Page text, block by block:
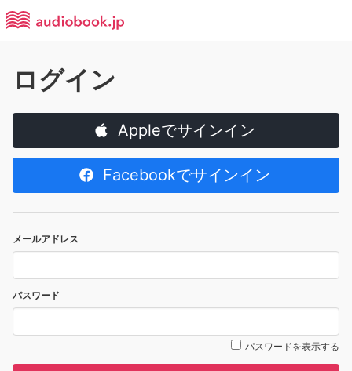
ログイン
Appleでサインイン
Facebookでサインイン
メールアドレス
パスワード
パスワードを表示する